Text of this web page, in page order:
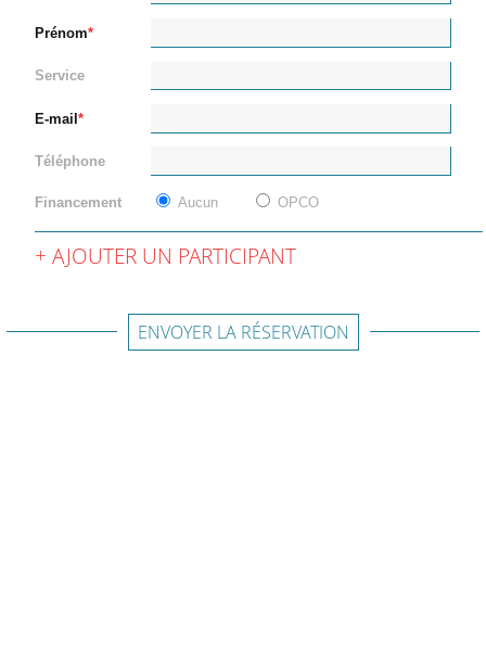
Prénom
Service
E-mail
Téléphone
Financement Aucun OPCO
AJOUTER UN PARTICIPANT
ENVOYER LA RÉSERVATION